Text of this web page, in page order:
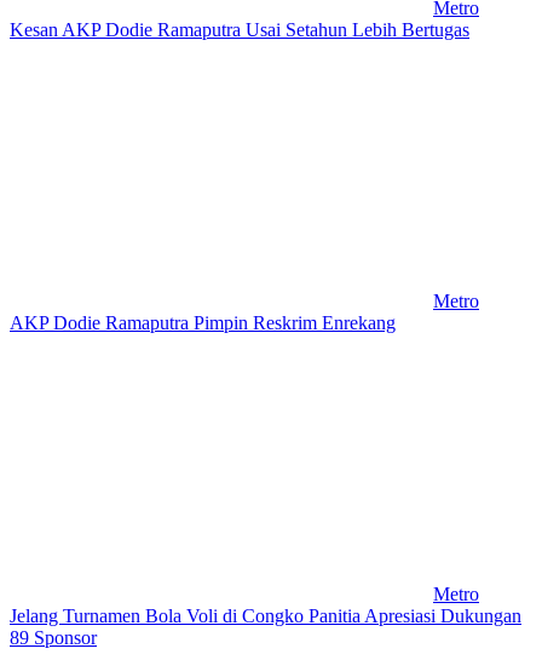
Metro
Kesan AKP Dodie Ramaputra Usai Setahun Lebih Bertugas
Metro
AKP Dodie Ramaputra Pimpin Reskrim Enrekang
Metro
Jelang Turnamen Bola Voli di Congko Panitia Apresiasi Dukungan
89 Sponsor